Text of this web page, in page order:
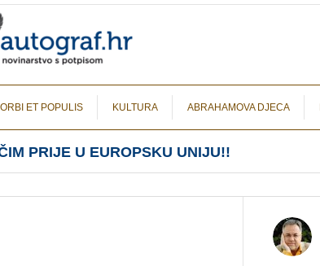
ORBI ET POPULIS KULTURA ABRAHAMOVA DJECA
PRIJE U EUROPSKU UNIJU!!